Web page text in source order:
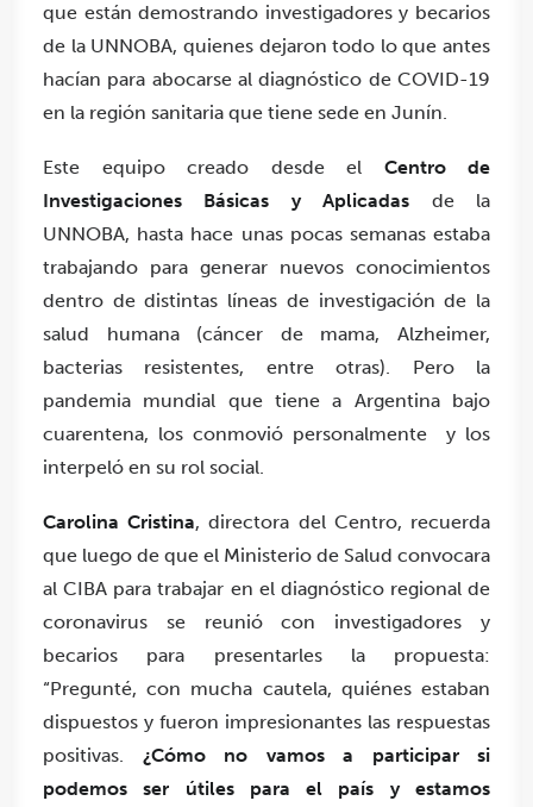
que están demostrando investigadores y becarios
de la UNNOBA, quienes dejaron todo lo que antes
hacían para abocarse al diagnóstico de COVID-19
en la región sanitaria que tiene sede en Junín.
Este equipo creado desde el Centro de
Investigaciones Básicas y Aplicadas de la
UNNOBA, hasta hace unas pocas semanas estaba
trabajando para generar nuevos conocimientos
dentro de distintas líneas de investigación de la
salud humana (cáncer de mama, Alzheimer,
bacterias resistentes, entre otras). Pero la
pandemia mundial que tiene a Argentina bajo
cuarentena, los conmovió personalmente y los
interpeló en su rol social.
Carolina Cristina, directora del Centro, recuerda
que luego de que el Ministerio de Salud convocara
al CIBA para trabajar en el diagnóstico regional de
coronavirus se reunió con investigadores y
becarios para presentarles la propuesta:
“Pregunté, con mucha cautela, quiénes estaban
dispuestos y fueron impresionantes las respuestas
positivas. ¿Cómo no vamos a participar si
podemos ser útiles para el país y estamos